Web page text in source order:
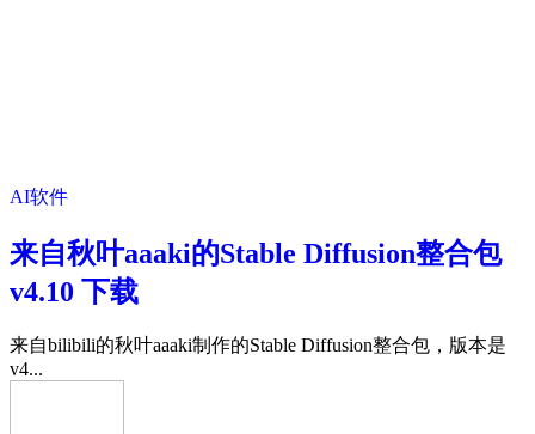
AI软件
来自秋叶aaaki的Stable Diffusion整合包
v4.10 下载
来自bilibili的秋叶aaaki制作的Stable Diffusion整合包，版本是
v4...